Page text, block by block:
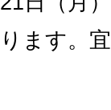
ります。